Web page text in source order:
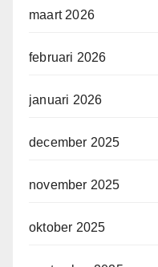
maart 2026
februari 2026
januari 2026
december 2025
november 2025
oktober 2025